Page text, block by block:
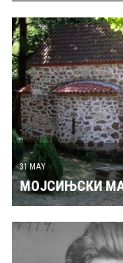
31 MAY
МОЈСИЊСКИ